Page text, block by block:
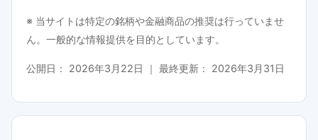
※ 当サイトは特定の銘柄や金融商品の推奨は行っていませ
ん。一般的な情報提供を目的としています。
公開日： 2026年3月22日 ｜ 最終更新： 2026年3月31日